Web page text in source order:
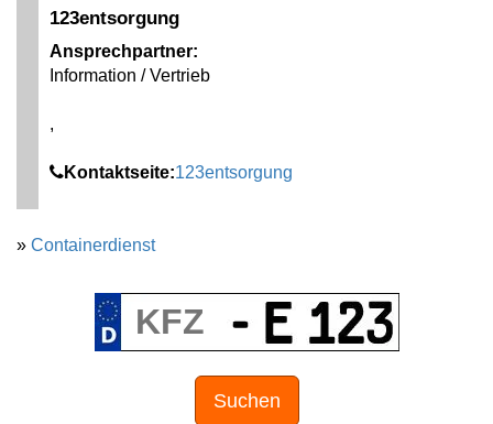
123entsorgung
Ansprechpartner:
Information / Vertrieb
,
Kontaktseite:123entsorgung
» Containerdienst
Suchen